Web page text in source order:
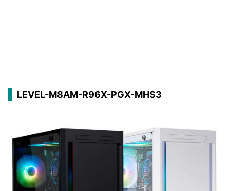
LEVEL-M8AM-R96X-PGX-MHS3